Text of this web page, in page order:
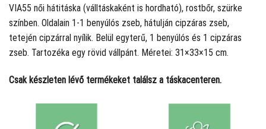
VIA55 női hátitáska (válltáskaként is hordható), rostbőr, szürke
színben. Oldalain 1-1 benyúlós zseb, hátulján cipzáras zseb,
tetején cipzárral nyílik. Belül egyterű, 1 benyúlós és 1 cipzáras
zseb. Tartozéka egy rövid vállpánt. Méretei: 31×33×15 cm.
Csak készleten lévő termékeket találsz a táskacenteren.